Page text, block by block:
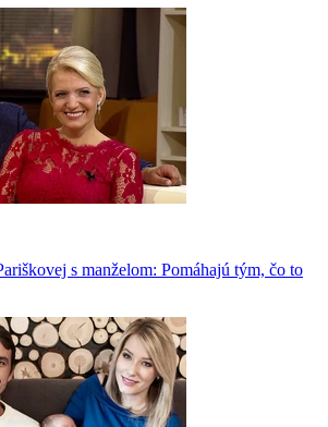
s manželom: Pomáhajú tým, čo to